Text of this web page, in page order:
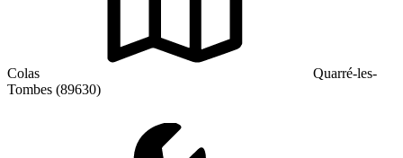
Colas
Quarré-les-
Tombes (89630)